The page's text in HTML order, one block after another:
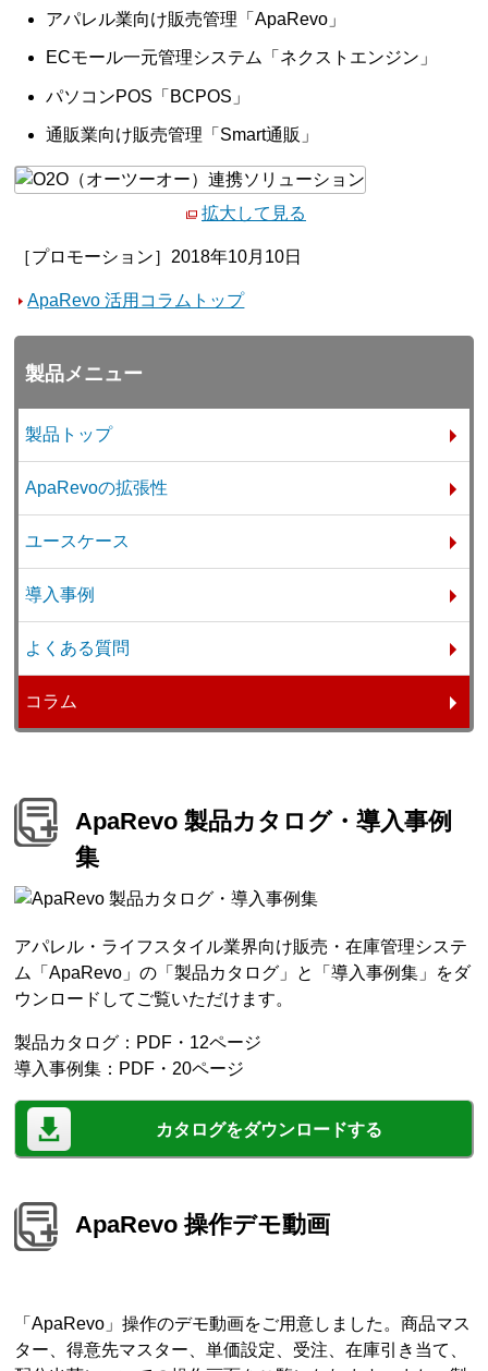
アパレル業向け販売管理「ApaRevo」
ECモール一元管理システム「ネクストエンジン」
パソコンPOS「BCPOS」
通販業向け販売管理「Smart通販」
拡大して見る
［プロモーション］2018年10月10日
ApaRevo 活用コラムトップ
製品メニュー
製品トップ
ApaRevoの拡張性
ユースケース
導入事例
よくある質問
コラム
ApaRevo 製品カタログ・導入事例
集
アパレル・ライフスタイル業界向け販売・在庫管理システ
ム「ApaRevo」の「製品カタログ」と「導入事例集」をダ
ウンロードしてご覧いただけます。
製品カタログ：PDF・12ページ
導入事例集：PDF・20ページ
カタログをダウンロードする
ApaRevo 操作デモ動画
「ApaRevo」操作のデモ動画をご用意しました。商品マス
ター、得意先マスター、単価設定、受注、在庫引き当て、